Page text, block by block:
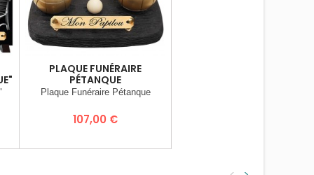
PLAQUE FUNÉRAIRE
PÉTANQUE
Plaque Funéraire Pétanque
Prix
107,00 €